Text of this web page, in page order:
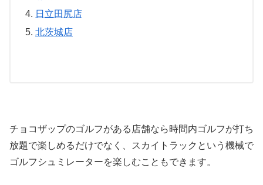
日立田尻店
北茨城店
チョコザップのゴルフがある店舗なら時間内ゴルフが打ち
放題で楽しめるだけでなく、スカイトラックという機械で
ゴルフシュミレーターを楽しむこともできます。